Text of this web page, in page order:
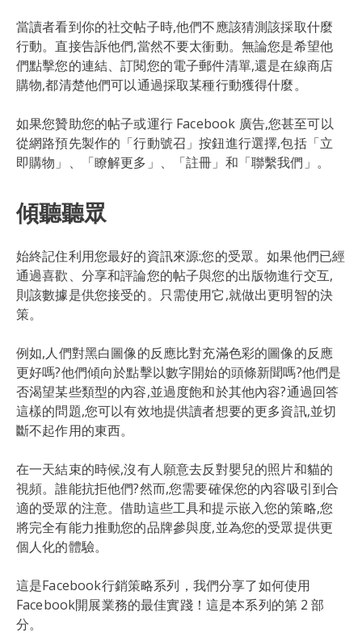
當讀者看到你的社交帖子時,他們不應該猜測該採取什麼
行動。直接告訴他們,當然不要太衝動。無論您是希望他
們點擊您的連結、訂閱您的電子郵件清單,還是在線商店
購物,都清楚他們可以通過採取某種行動獲得什麼。
如果您贊助您的帖子或運行 Facebook 廣告,您甚至可以
從網路預先製作的「行動號召」按鈕進行選擇,包括「立
即購物」、「瞭解更多」、「註冊」和「聯繫我們」。
傾聽聽眾
始終記住利用您最好的資訊來源:您的受眾。如果他們已經
通過喜歡、分享和評論您的帖子與您的出版物進行交互,
則該數據是供您接受的。只需使用它,就做出更明智的決
策。
例如,人們對黑白圖像的反應比對充滿色彩的圖像的反應
更好嗎?他們傾向於點擊以數字開始的頭條新聞嗎?他們是
否渴望某些類型的內容,並過度飽和於其他內容?通過回答
這樣的問題,您可以有效地提供讀者想要的更多資訊,並切
斷不起作用的東西。
在一天結束的時候,沒有人願意去反對嬰兒的照片和貓的
視頻。誰能抗拒他們?然而,您需要確保您的內容吸引到合
適的受眾的注意。借助這些工具和提示嵌入您的策略,您
將完全有能力推動您的品牌參與度,並為您的受眾提供更
個人化的體驗。
這是Facebook行銷策略系列，我們分享了如何使用
Facebook開展業務的最佳實踐！這是本系列的第 2 部
分。